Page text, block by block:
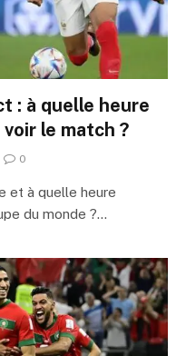
: à quelle heure
le match ?
0
et à quelle heure
du monde ?…